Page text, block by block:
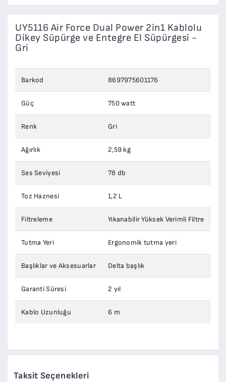
UY5116 Air Force Dual Power 2in1 Kablolu
Dikey Süpürge ve Entegre El Süpürgesi -
Gri
Barkod 8697975601176
Güç 750 watt
Renk Gri
Ağırlık 2,59 kg
Ses Seviyesi 78 db
Toz Haznesi 1,2 L
Filtreleme Yıkanabilir Yüksek Verimli Filtre
Tutma Yeri Ergonomik tutma yeri
Başlıklar ve Aksesuarlar Delta başlık
Garanti Süresi 2 yıl
Kablo Uzunluğu 6 m
Taksit Seçenekleri